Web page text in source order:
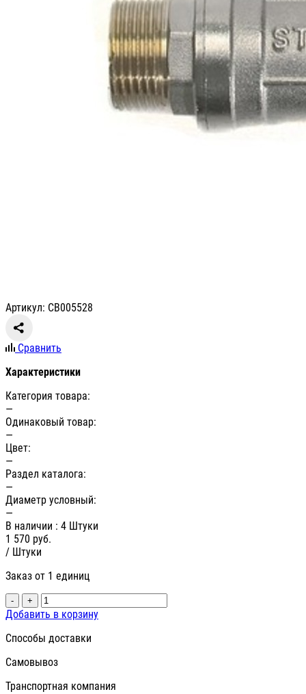
Артикул: СВ005528
Сравнить
Характеристики
Категория товара:
—
Одинаковый товар:
—
Цвет:
—
Раздел каталога:
—
Диаметр условный:
—
В наличии : 4 Штуки
1 570 руб.
/ Штуки
Заказ от 1 единиц
- +
Добавить в корзину
Способы доставки
Самовывоз
Транспортная компания